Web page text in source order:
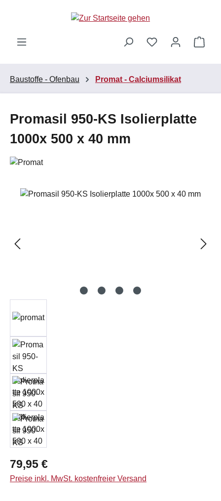
Zum Hauptinhalt springen
Baustoffe - Ofenbau Promat - Calciumsilikat
Promasil 950-KS Isolierplatte
1000x 500 x 40 mm
Bildergalerie überspringen
Regulärer Preis:
79,95 €
Preise inkl. MwSt. kostenfreier Versand